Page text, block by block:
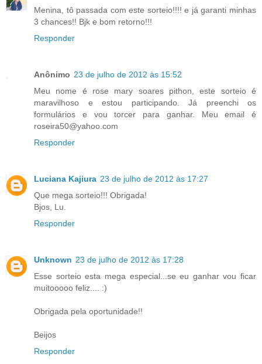
Menina, tô passada com este sorteio!!!! e já garanti minhas
3 chances!! Bjk e bom retorno!!!
Responder
Anônimo 23 de julho de 2012 às 15:52
Meu nome é rose mary soares pithon, este sorteio é
maravilhoso e estou participando. Já preenchi os
formulários e vou torcer para ganhar. Meu email é
roseira50@yahoo.com
Responder
Luciana Kajiura 23 de julho de 2012 às 17:27
Que mega sorteio!!! Obrigada!
Bjos, Lu.
Responder
Unknown 23 de julho de 2012 às 17:28
Esse sorteio esta mega especial...se eu ganhar vou ficar
muitooooo feliz.... :)
Obrigada pela oportunidade!!
Beijos
Responder